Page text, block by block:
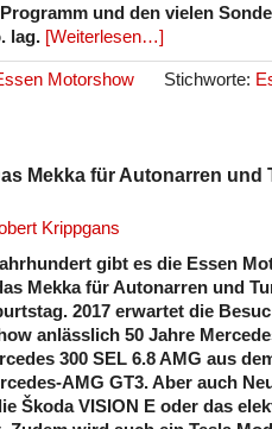
und den vielen
lag. [Weiterlesen…]
Motorshow Stichworte:
Mekka für Autonarren und
Krippgans
gibt es die Essen
Mekka für Autonarren und
2017 erwartet die
anlässlich 50 Jahre
300 SEL 6.8 AMG aus
AMG GT3. Aber auch
Škoda VISION E oder das